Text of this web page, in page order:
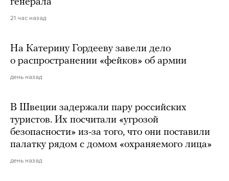
21 час назад
На Катерину Гордееву завели дело
о распространении «фейков» об армии
день назад
В Швеции задержали пару российских
туристов. Их посчитали «угрозой
безопасности» из-за того, что они поставили
палатку рядом с домом «охраняемого лица»
день назад